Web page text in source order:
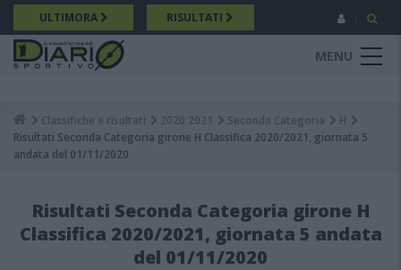
Salta
al
contenuto
principale
ULTIMORA RISULTATI
MENU
Breadcrumb
Classifiche e risultati 2020 2021 Seconda Categoria
H
Risultati Seconda Categoria girone H Classifica 2020/2021, giornata 5
andata del 01/11/2020
Risultati Seconda Categoria girone H
Classifica 2020/2021, giornata 5 andata
del 01/11/2020